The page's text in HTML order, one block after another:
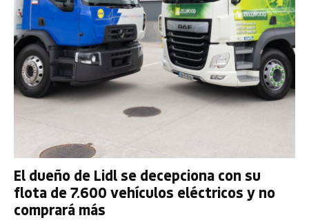
El dueño de Lidl se decepciona con su
flota de 7.600 vehículos eléctricos y no
comprará más